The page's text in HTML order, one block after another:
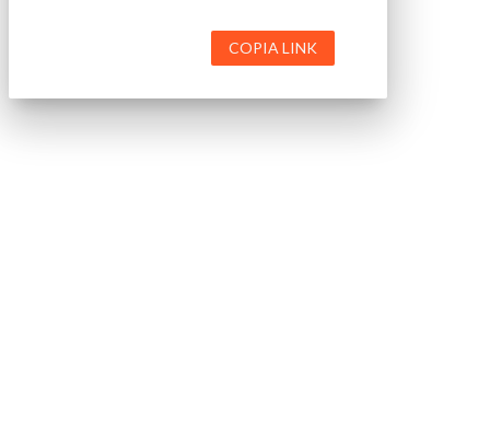
COPIA LINK